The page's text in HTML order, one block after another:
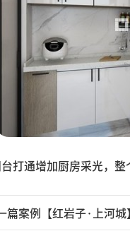
打通增加厨房采光，
篇案例【红岩子·上河城